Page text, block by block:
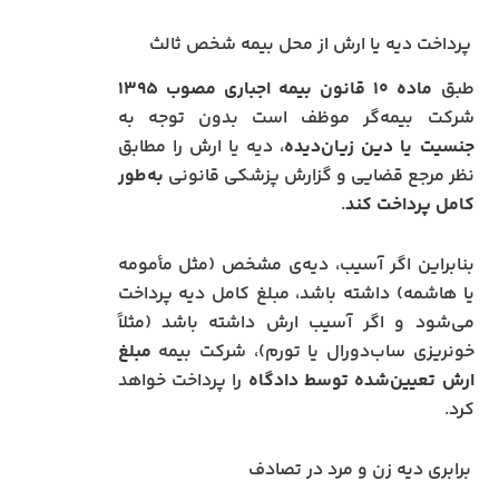
پرداخت دیه یا ارش از محل بیمه شخص ثالث
طبق ماده ۱۰ قانون بیمه اجباری مصوب ۱۳۹۵
شرکت بیمه‌گر موظف است بدون توجه به
جنسیت یا دین زیان‌دیده، دیه یا ارش را مطابق
نظر مرجع قضایی و گزارش پزشکی قانونی به‌طور
کامل پرداخت کند.
بنابراین اگر آسیب، دیه‌ی مشخص (مثل مأمومه
یا هاشمه) داشته باشد، مبلغ کامل دیه پرداخت
می‌شود و اگر آسیب ارش داشته باشد (مثلاً
خونریزی ساب‌دورال یا تورم)، شرکت بیمه مبلغ
ارش تعیین‌شده توسط دادگاه را پرداخت خواهد
کرد.
برابری دیه زن و مرد در تصادف